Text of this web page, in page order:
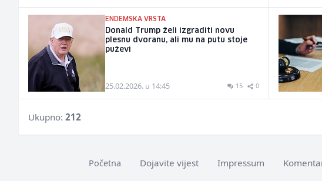
ENDEMSKA VRSTA
Donald Trump želi izgraditi novu
plesnu dvoranu, ali mu na putu stoje
puževi
25.02.2026. u 14:45 15 0
Ukupno: 212
Početna Dojavite vijest Impressum